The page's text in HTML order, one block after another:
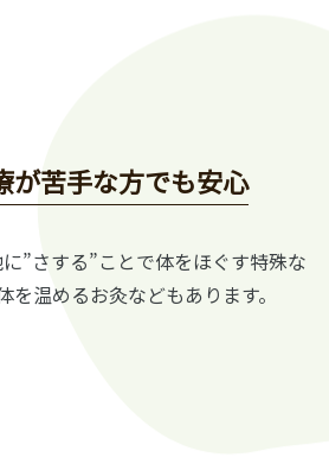
が苦手な方でも安心
”さする”ことで体をほぐす特殊な
を温めるお灸などもあります。